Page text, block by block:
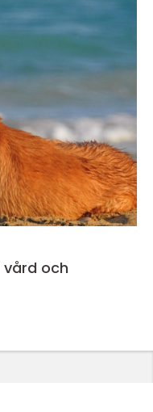
vård och